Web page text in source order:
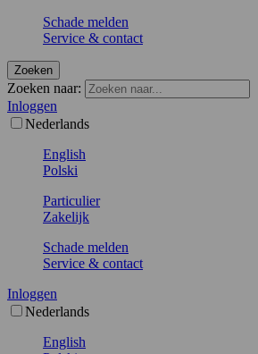
Schade melden
Service & contact
Zoeken
Zoeken naar:
Inloggen
Nederlands
English
Polski
Particulier
Zakelijk
Schade melden
Service & contact
Inloggen
Nederlands
English